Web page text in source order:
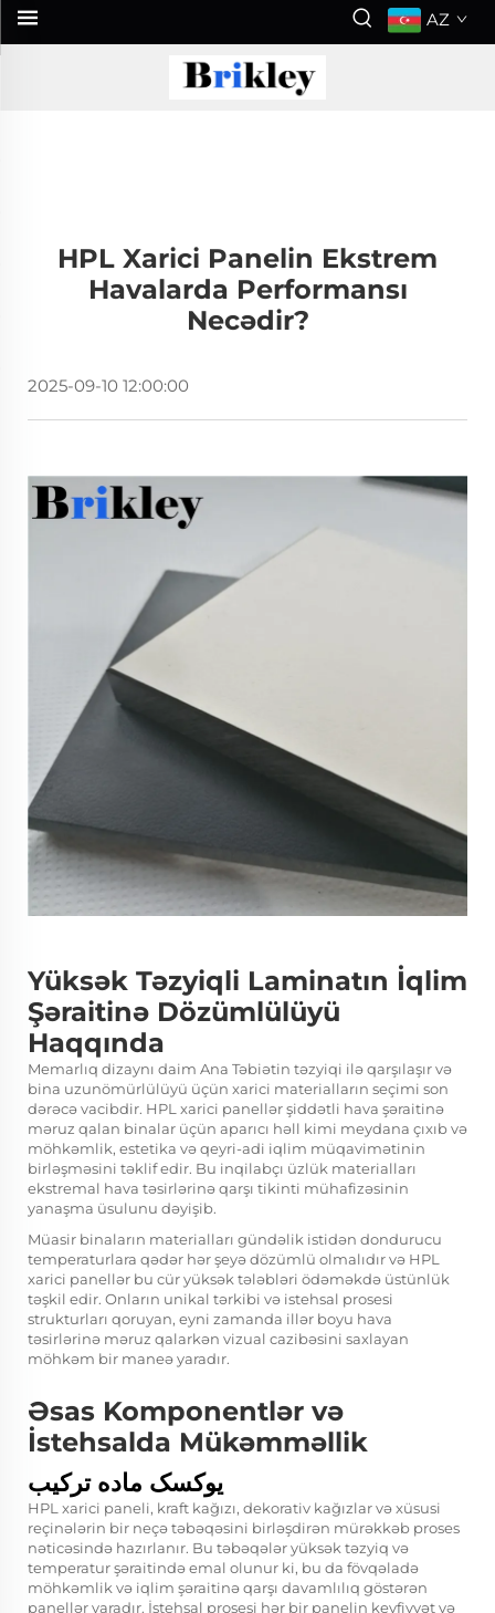
AZ
HPL Xarici Panelin Ekstrem
Havalarda Performansı
Necədir?
2025-09-10 12:00:00
Yüksək Təzyiqli Laminatın İqlim
Şəraitinə Dözümlülüyü
Haqqında
Memarlıq dizaynı daim Ana Təbiətin təzyiqi ilə qarşılaşır və
bina uzunömürlülüyü üçün xarici materialların seçimi son
dərəcə vacibdir. HPL xarici panellər şiddətli hava şəraitinə
məruz qalan binalar üçün aparıcı həll kimi meydana çıxıb və
möhkəmlik, estetika və qeyri-adi iqlim müqavimətinin
birləşməsini təklif edir. Bu inqilabçı üzlük materialları
ekstremal hava təsirlərinə qarşı tikinti mühafizəsinin
yanaşma üsulunu dəyişib.
Müasir binaların materialları gündəlik istidən dondurucu
temperaturlara qədər hər şeyə dözümlü olmalıdır və HPL
xarici panellər bu cür yüksək tələbləri ödəməkdə üstünlük
təşkil edir. Onların unikal tərkibi və istehsal prosesi
strukturları qoruyan, eyni zamanda illər boyu hava
təsirlərinə məruz qalarkən vizual cazibəsini saxlayan
möhkəm bir maneə yaradır.
Əsas Komponentlər və
İstehsalda Mükəmməllik
یوکسک ماده ترکیب
HPL xarici paneli, kraft kağızı, dekorativ kağızlar və xüsusi
reçinələrin bir neçə təbəqəsini birləşdirən mürəkkəb proses
nəticəsində hazırlanır. Bu təbəqələr yüksək təzyiq və
temperatur şəraitində emal olunur ki, bu da fövqəladə
möhkəmlik və iqlim şəraitinə qarşı davamlılıq göstərən
panellər yaradır. İstehsal prosesi hər bir panelin keyfiyyət və